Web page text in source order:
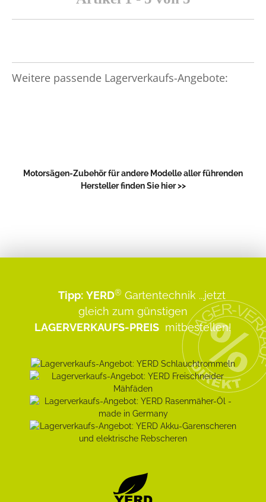
Weitere passende Lagerverkaufs-Angebote:
Motorsägen-Zubehör für andere Modelle aller führenden
Hersteller finden Sie hier >>
Tipp: YERD® Gartentechnik ...jetzt
gleich zum günstigen
LAGERVERKAUFS-PREIS mitbestellen!